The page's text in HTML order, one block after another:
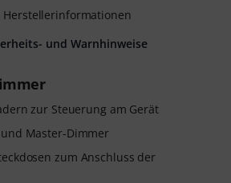
zur Steuerung am Gerät
Master-Dimmer
zum Anschluss der
Herstellerinformationen
und Warnhinweise